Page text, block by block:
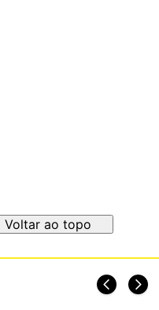
Voltar ao topo